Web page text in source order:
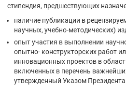
стипендия, предшествующих
наличие публикации в
научных, учебно-методических)
опыт участия в выполнении
опытно- конструкторских работ
инновационных проектов в
включенных в перечень
утвержденный Указом